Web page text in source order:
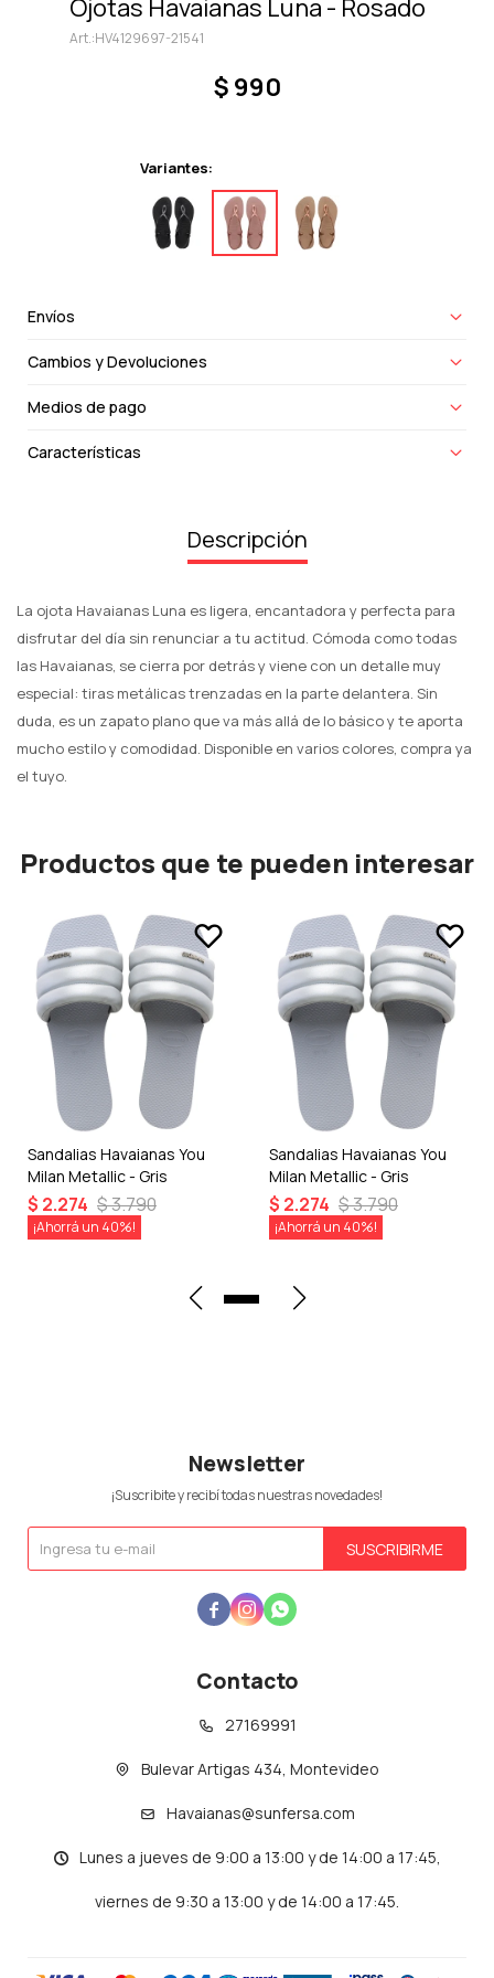
Ojotas Havaianas Luna - Rosado
HV4129697-21541
$ 990
Variantes:
Envíos
Cambios y Devoluciones
Medios de pago
Características
Descripción
La ojota Havaianas Luna es ligera, encantadora y perfecta para
disfrutar del día sin renunciar a tu actitud. Cómoda como todas
las Havaianas, se cierra por detrás y viene con un detalle muy
especial: tiras metálicas trenzadas en la parte delantera. Sin
duda, es un zapato plano que va más allá de lo básico y te aporta
mucho estilo y comodidad. Disponible en varios colores, compra ya
el tuyo.
Productos que te pueden interesar
Sandalias Havaianas You
Milan Metallic - Gris
$ 2.274 $3.790
40
Sandalias Havaianas You
Milan Metallic - Gris
$ 2.274 $3.790
40
Contacto
27169991
Bulevar Artigas 434, Montevideo
Havaianas@sunfersa.com
Lunes a jueves de 9:00 a 13:00 y de 14:00 a 17:45,
viernes de 9:30 a 13:00 y de 14:00 a 17:45.
Newsletter
¡Suscribite y recibí todas nuestras novedades!
SUSCRIBIRME
  